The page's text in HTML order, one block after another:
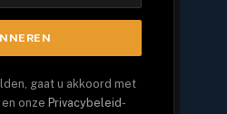
gaat u akkoord met
onze Privacybeleid-